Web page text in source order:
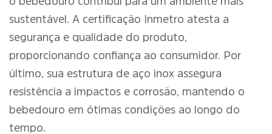
sustentável. A certificação Inmetro atesta a
segurança e qualidade do produto,
proporcionando confiança ao consumidor. Por
último, sua estrutura de aço inox assegura
resistência a impactos e corrosão, mantendo o
bebedouro em ótimas condições ao longo do
tempo.